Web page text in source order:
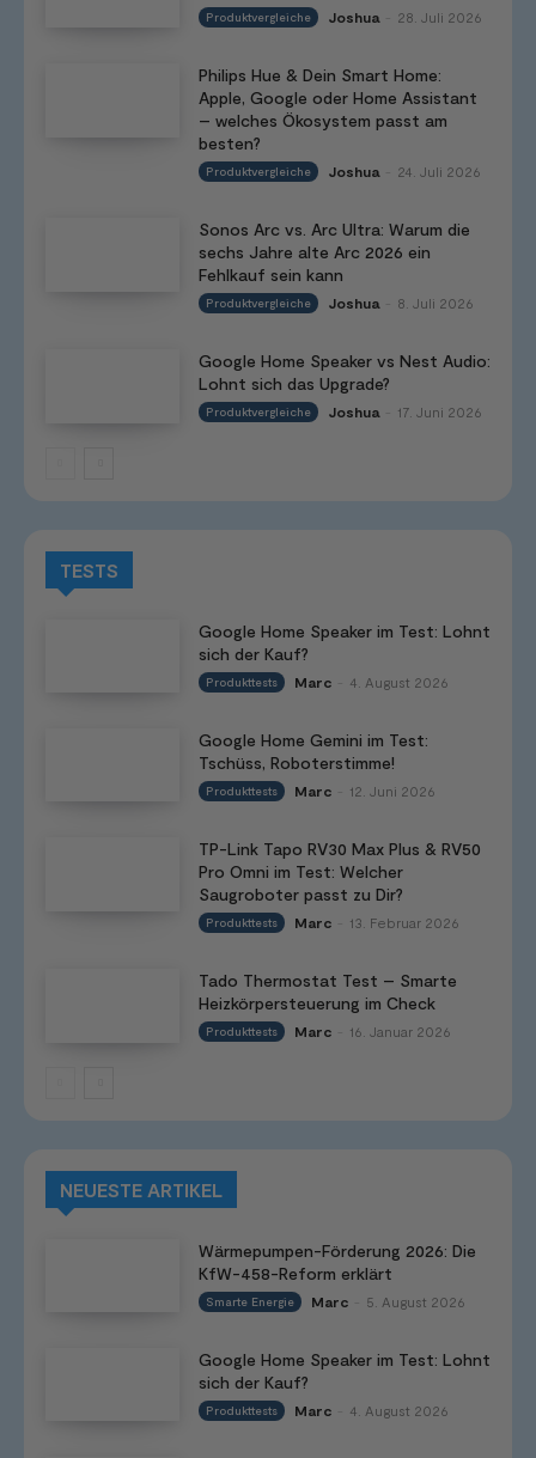
Produktvergleiche Joshua 28. Juli 2026
Philips Hue & Dein Smart Home:
Apple, Google oder Home Assistant
– welches Ökosystem passt am
besten?
Produktvergleiche Joshua 24. Juli 2026
Sonos Arc vs. Arc Ultra: Warum die
sechs Jahre alte Arc 2026 ein
Fehlkauf sein kann
Produktvergleiche Joshua 8. Juli 2026
Google Home Speaker vs Nest Audio:
Lohnt sich das Upgrade?
Produktvergleiche Joshua 17. Juni 2026
TESTS
Google Home Speaker im Test: Lohnt
sich der Kauf?
Produkttests Marc 4. August 2026
Google Home Gemini im Test:
Tschüss, Roboterstimme!
Produkttests Marc 12. Juni 2026
TP-Link Tapo RV30 Max Plus & RV50
Pro Omni im Test: Welcher
Saugroboter passt zu Dir?
Produkttests Marc 13. Februar 2026
Tado Thermostat Test – Smarte
Heizkörpersteuerung im Check
Produkttests Marc 16. Januar 2026
NEUESTE ARTIKEL
Wärmepumpen-Förderung 2026: Die
KfW-458-Reform erklärt
Smarte Energie Marc 5. August 2026
Google Home Speaker im Test: Lohnt
sich der Kauf?
Produkttests Marc 4. August 2026